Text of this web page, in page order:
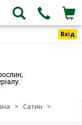
Вхід
> Сатин
>